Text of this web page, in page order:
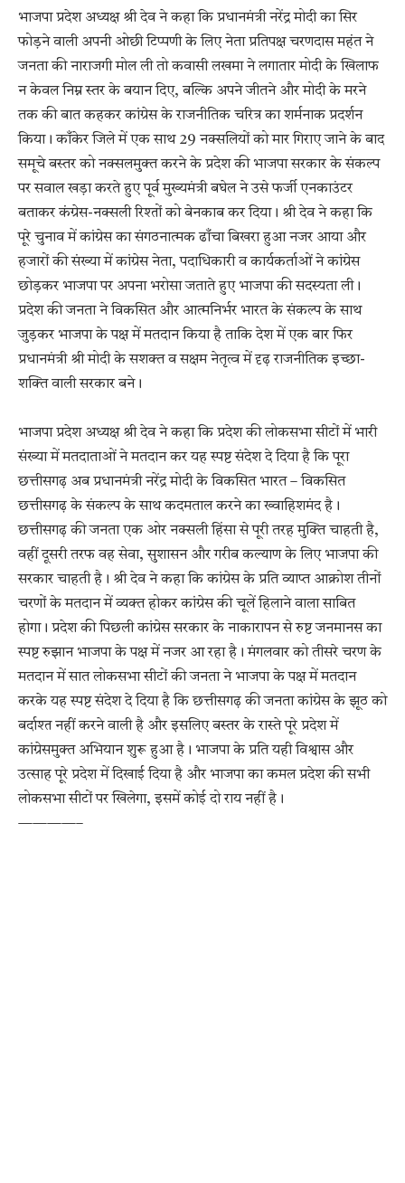
भाजपा प्रदेश अध्यक्ष श्री देव ने कहा कि प्रधानमंत्री नरेंद्र मोदी का सिर
फोड़ने वाली अपनी ओछी टिप्पणी के लिए नेता प्रतिपक्ष चरणदास महंत ने
जनता की नाराजगी मोल ली तो कवासी लखमा ने लगातार मोदी के खिलाफ
न केवल निम्न स्तर के बयान दिए, बल्कि अपने जीतने और मोदी के मरने
तक की बात कहकर कांग्रेस के राजनीतिक चरित्र का शर्मनाक प्रदर्शन
किया। काँकेर जिले में एक साथ 29 नक्सलियों को मार गिराए जाने के बाद
समूचे बस्तर को नक्सलमुक्त करने के प्रदेश की भाजपा सरकार के संकल्प
पर सवाल खड़ा करते हुए पूर्व मुख्यमंत्री बघेल ने उसे फर्जी एनकाउंटर
बताकर कंग्रेस-नक्सली रिश्तों को बेनकाब कर दिया। श्री देव ने कहा कि
पूरे चुनाव में कांग्रेस का संगठनात्मक ढाँचा बिखरा हुआ नजर आया और
हजारों की संख्या में कांग्रेस नेता, पदाधिकारी व कार्यकर्ताओं ने कांग्रेस
छोड़कर भाजपा पर अपना भरोसा जताते हुए भाजपा की सदस्यता ली।
प्रदेश की जनता ने विकसित और आत्मनिर्भर भारत के संकल्प के साथ
जुड़कर भाजपा के पक्ष में मतदान किया है ताकि देश में एक बार फिर
प्रधानमंत्री श्री मोदी के सशक्त व सक्षम नेतृत्व में दृढ़ राजनीतिक इच्छा-
शक्ति वाली सरकार बने।
भाजपा प्रदेश अध्यक्ष श्री देव ने कहा कि प्रदेश की लोकसभा सीटों में भारी
संख्या में मतदाताओं ने मतदान कर यह स्पष्ट संदेश दे दिया है कि पूरा
छत्तीसगढ़ अब प्रधानमंत्री नरेंद्र मोदी के विकसित भारत – विकसित
छत्तीसगढ़ के संकल्प के साथ कदमताल करने का ख्वाहिशमंद है।
छत्तीसगढ़ की जनता एक ओर नक्सली हिंसा से पूरी तरह मुक्ति चाहती है,
वहीं दूसरी तरफ वह सेवा, सुशासन और गरीब कल्याण के लिए भाजपा की
सरकार चाहती है। श्री देव ने कहा कि कांग्रेस के प्रति व्याप्त आक्रोश तीनों
चरणों के मतदान में व्यक्त होकर कांग्रेस की चूलें हिलाने वाला साबित
होगा। प्रदेश की पिछली कांग्रेस सरकार के नाकारापन से रुष्ट जनमानस का
स्पष्ट रुझान भाजपा के पक्ष में नजर आ रहा है। मंगलवार को तीसरे चरण के
मतदान में सात लोकसभा सीटों की जनता ने भाजपा के पक्ष में मतदान
करके यह स्पष्ट संदेश दे दिया है कि छत्तीसगढ़ की जनता कांग्रेस के झूठ को
बर्दाश्त नहीं करने वाली है और इसलिए बस्तर के रास्ते पूरे प्रदेश में
कांग्रेसमुक्त अभियान शुरू हुआ है। भाजपा के प्रति यही विश्वास और
उत्साह पूरे प्रदेश में दिखाई दिया है और भाजपा का कमल प्रदेश की सभी
लोकसभा सीटों पर खिलेगा, इसमें कोई दो राय नहीं है।
————–